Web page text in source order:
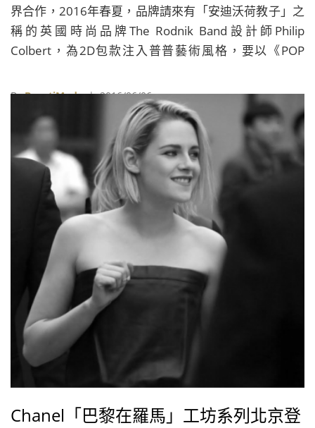
界合作，2016年春夏，品牌請來有「安迪沃荷教子」之
稱的英國時尚品牌The Rodnik Band設計師Philip
Colbert，為2D包款注入普普藝術風格，要以《POP
ByBeautiMode| 2016/06/06
Chanel「巴黎在羅馬」工坊系列北京登